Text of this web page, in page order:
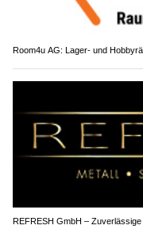
Room4u AG: Lager- und
REFRESH GmbH –